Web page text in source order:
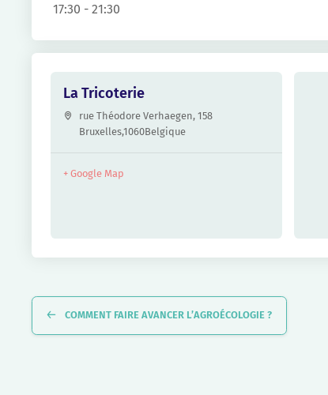
17:30 - 21:30
La Tricoterie
rue Théodore Verhaegen, 158
Bruxelles,1060Belgique
+ Google Map
Évènement
COMMENT FAIRE AVANCER L’AGROÉCOLOGIE ?